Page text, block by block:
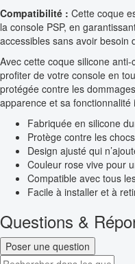
Compatibilité : Cette coque
la console PSP, en
accessibles sans avoir besoin
Avec cette coque silicone
profiter de votre console en
protégée contre les
apparence et sa fonctionnalité
Fabriquée en silicone
Protège contre les
Design ajusté qui
Couleur rose vive pour
Compatible avec tous
Facile à installer et à
Questions &
Poser une question